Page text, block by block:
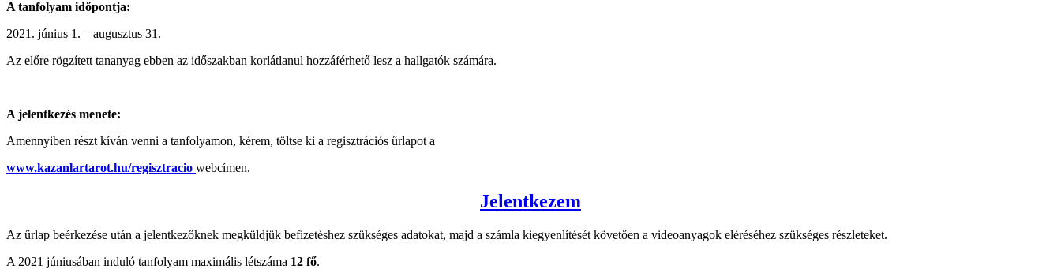
A tanfolyam időpontja:
június 1. – augusztus 31.
Az előre rögzített tananyag ebben az időszakban korlátlanul hozzáférhető lesz a hallgatók számára.
A jelentkezés menete:
Amennyiben részt kíván venni a tanfolyamon, kérem, töltse ki a regisztrációs űrlapot a
www.kazanlartarot.hu/regisztracio webcímen.
Jelentkezem
Az űrlap beérkezése után a jelentkezőknek megküldjük befizetéshez szükséges adatokat, majd a számla kiegyenlítését követően a videoanyagok eléréséhez szükséges részleteket.
A 2021 júniusában induló tanfolyam maximális létszáma 12 fő.